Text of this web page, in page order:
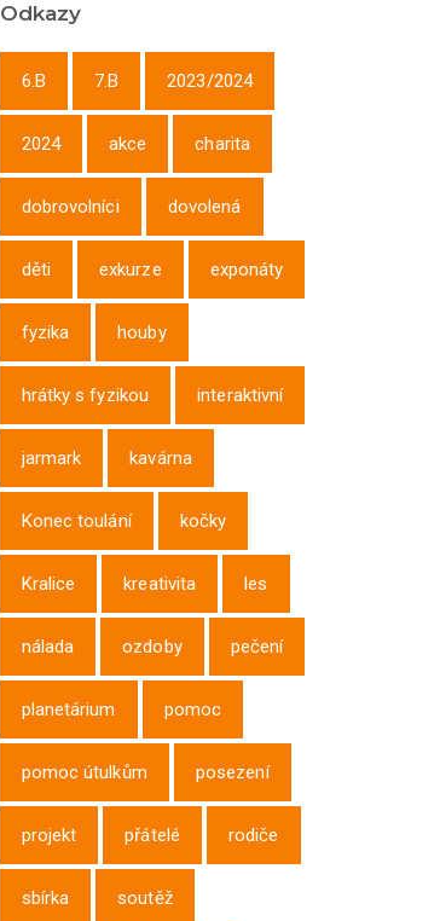
Odkazy
6.B 7.B 2023/2024
2024 akce charita
dobrovolníci dovolená
děti exkurze exponáty
fyzika houby
hrátky s fyzikou interaktivní
jarmark kavárna
Konec toulání kočky
Kralice kreativita les
nálada ozdoby pečení
planetárium pomoc
pomoc útulkům posezení
projekt přátelé rodiče
sbírka soutěž